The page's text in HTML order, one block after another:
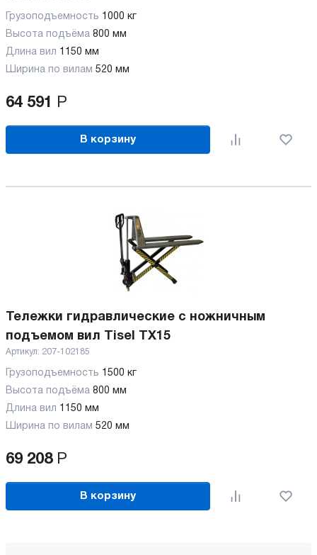
Грузоподъемность 1000 кг
Высота подъёма 800 мм
Длина вил 1150 мм
Ширина по вилам 520 мм
64 591 Р
В корзину
Тележки гидравлические с ножничным
подъемом вил Tisel TX15
Артикул: 207-102185
Грузоподъемность 1500 кг
Высота подъёма 800 мм
Длина вил 1150 мм
Ширина по вилам 520 мм
69 208 Р
В корзину